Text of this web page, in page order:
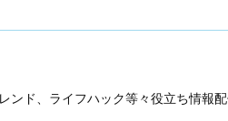
ンド、ライフハック等々役立ち情報